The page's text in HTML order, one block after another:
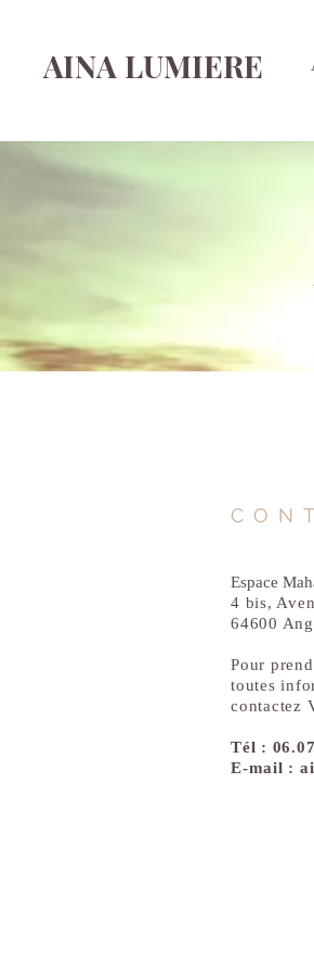
AINA LUMIERE
Espace
4 bis,
64600
Pour
toutes
contactez
Tél :
E-mail :